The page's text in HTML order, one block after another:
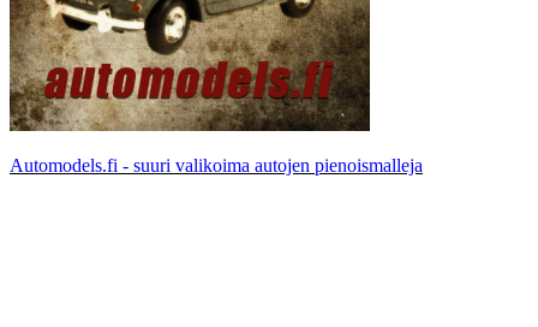
Automodels.fi - suuri valikoima autojen pienoismalleja